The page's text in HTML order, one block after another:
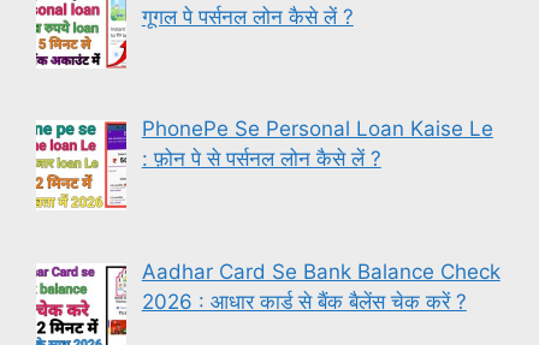
गूगल पे पर्सनल लोन कैसे लें ?
PhonePe Se Personal Loan Kaise Le
: फ़ोन पे से पर्सनल लोन कैसे लें ?
Aadhar Card Se Bank Balance Check
2026 : आधार कार्ड से बैंक बैलेंस चेक करें ?